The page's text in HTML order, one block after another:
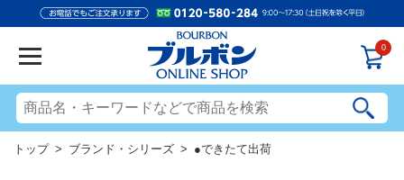
0
トップ> ブランド・シリーズ > ●できたて出荷